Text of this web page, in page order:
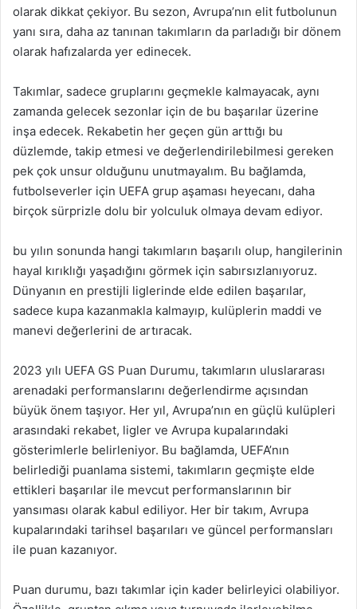
olarak dikkat çekiyor. Bu sezon, Avrupa’nın elit futbolunun
yanı sıra, daha az tanınan takımların da parladığı bir dönem
olarak hafızalarda yer edinecek.
Takımlar, sadece gruplarını geçmekle kalmayacak, aynı
zamanda gelecek sezonlar için de bu başarılar üzerine
inşa edecek. Rekabetin her geçen gün arttığı bu
düzlemde, takip etmesi ve değerlendirilebilmesi gereken
pek çok unsur olduğunu unutmayalım. Bu bağlamda,
futbolseverler için UEFA grup aşaması heyecanı, daha
birçok sürprizle dolu bir yolculuk olmaya devam ediyor.
bu yılın sonunda hangi takımların başarılı olup, hangilerinin
hayal kırıklığı yaşadığını görmek için sabırsızlanıyoruz.
Dünyanın en prestijli liglerinde elde edilen başarılar,
sadece kupa kazanmakla kalmayıp, kulüplerin maddi ve
manevi değerlerini de artıracak.
2023 yılı UEFA GS Puan Durumu, takımların uluslararası
arenadaki performanslarını değerlendirme açısından
büyük önem taşıyor. Her yıl, Avrupa’nın en güçlü kulüpleri
arasındaki rekabet, ligler ve Avrupa kupalarındaki
gösterimlerle belirleniyor. Bu bağlamda, UEFA’nın
belirlediği puanlama sistemi, takımların geçmişte elde
ettikleri başarılar ile mevcut performanslarının bir
yansıması olarak kabul ediliyor. Her bir takım, Avrupa
kupalarındaki tarihsel başarıları ve güncel performansları
ile puan kazanıyor.
Puan durumu, bazı takımlar için kader belirleyici olabiliyor.